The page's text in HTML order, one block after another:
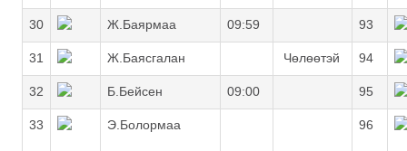
30 Ж.Баярмаа 09:59 93
31 Ж.Баясгалан Чөлөөтэй 94
32 Б.Бейсен 09:00 95
33 Э.Болормаа 96